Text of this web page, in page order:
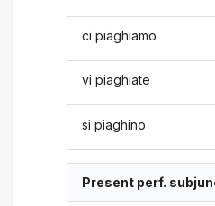
ci piaghiamo
vi piaghiate
si piaghino
Present perf.